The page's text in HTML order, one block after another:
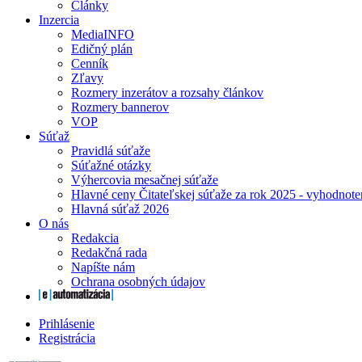
Články
Inzercia
MediaINFO
Edičný plán
Cenník
Zľavy
Rozmery inzerátov a rozsahy článkov
Rozmery bannerov
VOP
Súťaž
Pravidlá súťaže
Súťažné otázky
Výhercovia mesačnej súťaže
Hlavné ceny Čitateľskej súťaže za rok 2025 -
Hlavná súťaž 2026
O nás
Redakcia
Redakčná rada
Napíšte nám
Ochrana osobných údajov
Prihlásenie
Registrácia